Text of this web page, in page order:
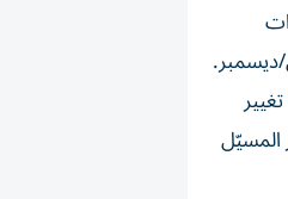
ديسمبر.